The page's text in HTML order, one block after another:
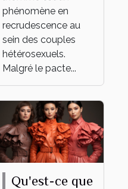
phénomène en
recrudescence au
sein des couples
hétérosexuels.
Malgré le pacte...
Qu'est-ce que